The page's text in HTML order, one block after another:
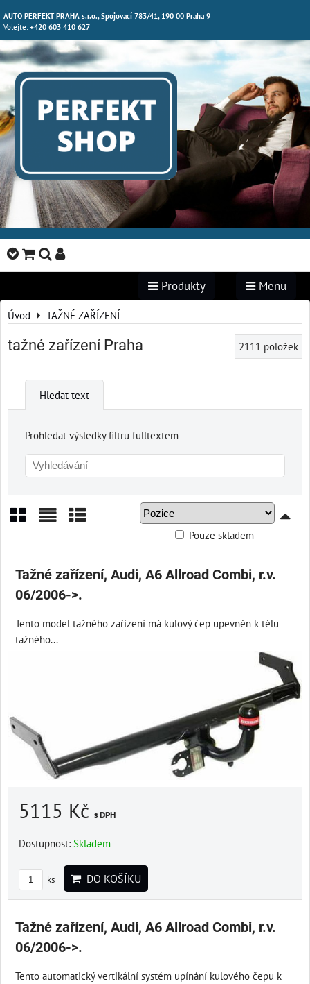
AUTO PERFEKT PRAHA s.r.o., Spojovací 783/41, 190 00 Praha 9
Volejte:+420 603 410 627
Produkty Menu
Úvod TAŽNÉ ZAŘÍZENÍ
tažné zařízení Praha 2111 položek
Hledat text
Prohledat výsledky filtru fulltextem
Pouze skladem
Tažné zařízení, Audi, A6 Allroad Combi, r.v.
06/2006->.
Tento model tažného zařízení má kulový čep upevněn k tělu
tažného...
5115 Kč s DPH
Dostupnost: Skladem
ks DO KOŠÍKU
Tažné zařízení, Audi, A6 Allroad Combi, r.v.
06/2006->.
Tento automatický vertikální systém upínání kulového čepu k